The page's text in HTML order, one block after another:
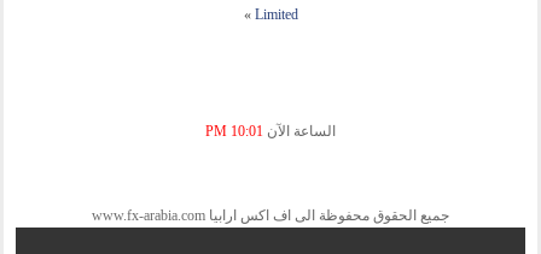
Limited
»
الساعة الآن 10:01 PM
جميع الحقوق محفوظة الى اف اكس ارابيا www.fx-arabia.com